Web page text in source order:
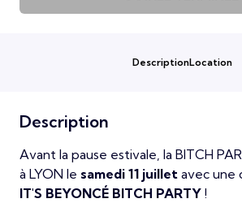
DescriptionLocation
Description
Avant la pause estivale, la BITCH
à LYON le samedi 11 juillet avec une
IT'S BEYONCÉ BITCH PARTY !